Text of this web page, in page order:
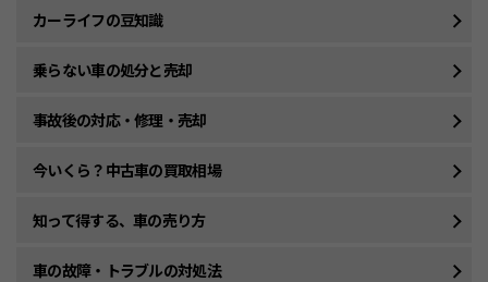
カーライフの豆知識
乗らない車の処分と売却
事故後の対応・修理・売却
今いくら？中古車の買取相場
知って得する、車の売り方
車の故障・トラブルの対処法